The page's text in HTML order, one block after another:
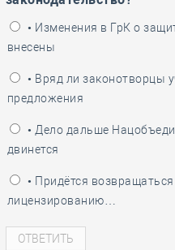
• Изменения в ГрК о
внесены
• Вряд ли законотворцы
предложения
• Дело дальше
двинется
• Придётся возвращаться
лицензированию…